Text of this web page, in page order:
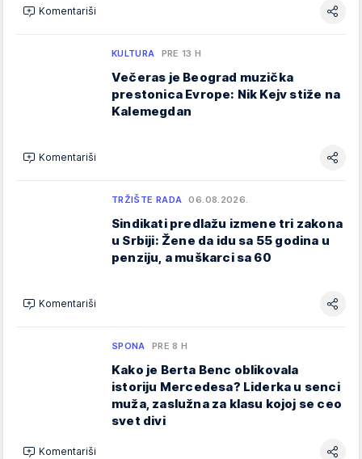
Komentariši
KULTURA PRE 13 H
Večeras je Beograd muzička
prestonica Evrope: Nik Kejv stiže na
Kalemegdan
Komentariši
TRŽIŠTE RADA 06.08.2026.
Sindikati predlažu izmene tri zakona
u Srbiji: Žene da idu sa 55 godina u
penziju, a muškarci sa 60
Komentariši
SPONA PRE 8 H
Kako je Berta Benc oblikovala
istoriju Mercedesa? Liderka u senci
muža, zaslužna za klasu kojoj se ceo
svet divi
Komentariši